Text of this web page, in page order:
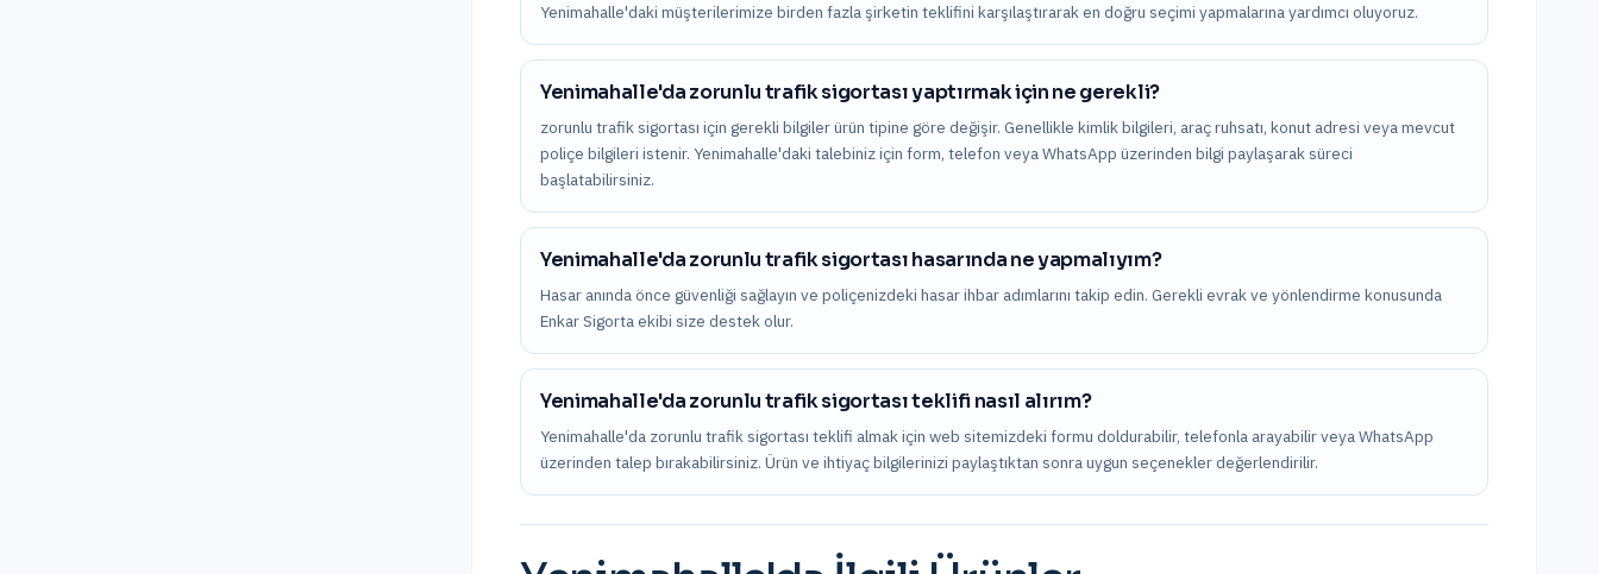
Yenimahalle'daki müşterilerimize birden fazla şirketin teklifini karşılaştırarak en doğru seçimi yapmalarına yardımcı oluyoruz.
Yenimahalle'da zorunlu trafik sigortası yaptırmak için ne gerekli?
zorunlu trafik sigortası için gerekli bilgiler ürün tipine göre değişir. Genellikle kimlik bilgileri, araç ruhsatı, konut adresi veya mevcut
poliçe bilgileri istenir. Yenimahalle'daki talebiniz için form, telefon veya WhatsApp üzerinden bilgi paylaşarak süreci
başlatabilirsiniz.
Yenimahalle'da zorunlu trafik sigortası hasarında ne yapmalıyım?
Hasar anında önce güvenliği sağlayın ve poliçenizdeki hasar ihbar adımlarını takip edin. Gerekli evrak ve yönlendirme konusunda
Enkar Sigorta ekibi size destek olur.
Yenimahalle'da zorunlu trafik sigortası teklifi nasıl alırım?
Yenimahalle'da zorunlu trafik sigortası teklifi almak için web sitemizdeki formu doldurabilir, telefonla arayabilir veya WhatsApp
üzerinden talep bırakabilirsiniz. Ürün ve ihtiyaç bilgilerinizi paylaştıktan sonra uygun seçenekler değerlendirilir.